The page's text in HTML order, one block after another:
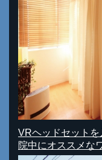
VRヘッドセット
院中にオススメな